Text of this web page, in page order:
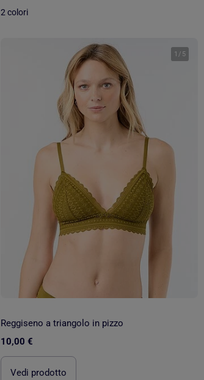
2 colori
1 / 5
Reggiseno a triangolo in pizzo
10,00 €
Vedi prodotto